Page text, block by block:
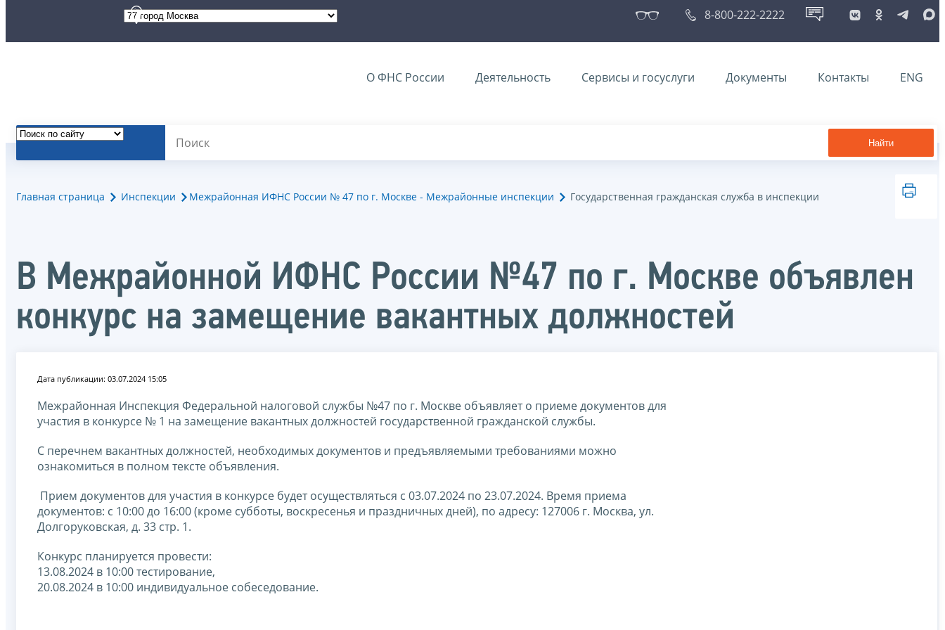
8-800-222-2222
О ФНС России Деятельность Сервисы и госуслуги Документы Контакты ENG
Найти
Главная страница Инспекции Межрайонная ИФНС России № 47 по г. Москве - Межрайонные инспекции Государственная гражданская служба в инспекции
В Межрайонной ИФНС России №47 по г. Москве объявлен
конкурс на замещение вакантных должностей
Дата публикации: 03.07.2024 15:05
Межрайонная Инспекция Федеральной налоговой службы №47 по г. Москве объявляет о приеме документов для
участия в конкурсе № 1 на замещение вакантных должностей государственной гражданской службы.
С перечнем вакантных должностей, необходимых документов и предъявляемыми требованиями можно
ознакомиться в полном тексте объявления.
Прием документов для участия в конкурсе будет осуществляться с 03.07.2024 по 23.07.2024. Время приема
документов: с 10:00 до 16:00 (кроме субботы, воскресенья и праздничных дней), по адресу: 127006 г. Москва, ул.
Долгоруковская, д. 33 стр. 1.
Конкурс планируется провести:
13.08.2024 в 10:00 тестирование,
20.08.2024 в 10:00 индивидуальное собеседование.